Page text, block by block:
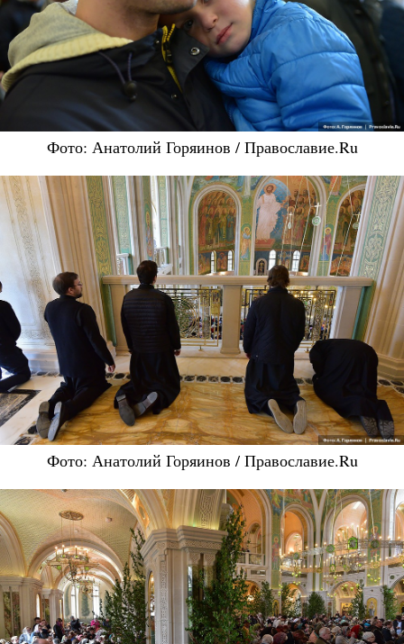
Фото: Анатолий Горяинов / Православие.Ru
Фото: Анатолий Горяинов / Православие.Ru